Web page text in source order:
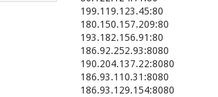
199.119.123.45:80
180.150.157.209:80
193.182.156.91:80
186.92.252.93:8080
190.204.137.22:8080
186.93.110.31:8080
186.93.129.154:8080